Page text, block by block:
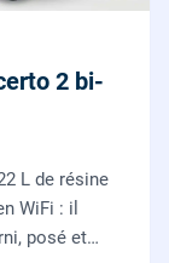
2 bi-
L de résine
WiFi : il
posé et